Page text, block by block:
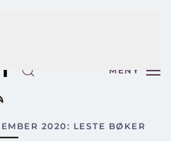
MENY
2020: LESTE BØKER